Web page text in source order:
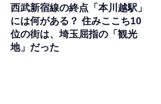
西武新宿線の終点「本川越駅」
には何がある？ 住みここち10
位の街は、埼玉屈指の「観光
地」だった